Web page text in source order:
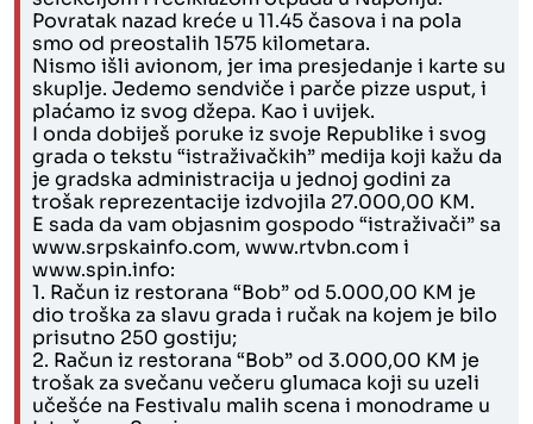
Povratak nazad kreće u 11.45 časova i na pola
smo od preostalih 1575 kilometara.
Nismo išli avionom, jer ima presjedanje i karte su
skuplje. Jedemo sendviče i parče pizze usput, i
plaćamo iz svog džepa. Kao i uvijek.
I onda dobiješ poruke iz svoje Republike i svog
grada o tekstu “istraživačkih” medija koji kažu da
je gradska administracija u jednoj godini za
trošak reprezentacije izdvojila 27.000,00 KM.
E sada da vam objasnim gospodo “istraživači” sa
www.srpskainfo.com, www.rtvbn.com i
www.spin.info:
1. Račun iz restorana “Bob” od 5.000,00 KM je
dio troška za slavu grada i ručak na kojem je bilo
prisutno 250 gostiju;
2. Račun iz restorana “Bob” od 3.000,00 KM je
trošak za svečanu večeru glumaca koji su uzeli
učešće na Festivalu malih scena i monodrame u